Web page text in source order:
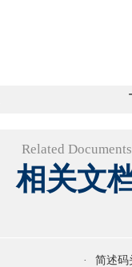
Related Documents
相关文
· 简述码